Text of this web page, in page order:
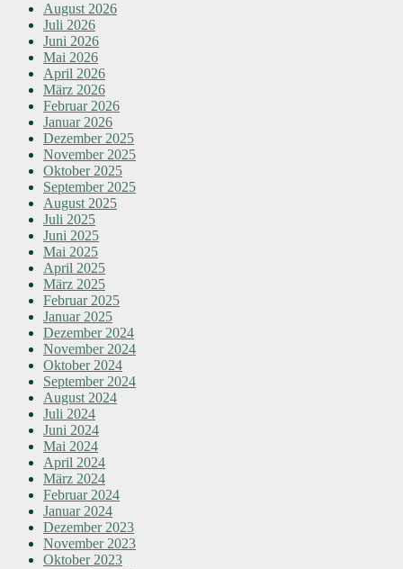
August 2026
Juli 2026
Juni 2026
Mai 2026
April 2026
März 2026
Februar 2026
Januar 2026
Dezember 2025
November 2025
Oktober 2025
September 2025
August 2025
Juli 2025
Juni 2025
Mai 2025
April 2025
März 2025
Februar 2025
Januar 2025
Dezember 2024
November 2024
Oktober 2024
September 2024
August 2024
Juli 2024
Juni 2024
Mai 2024
April 2024
März 2024
Februar 2024
Januar 2024
Dezember 2023
November 2023
Oktober 2023